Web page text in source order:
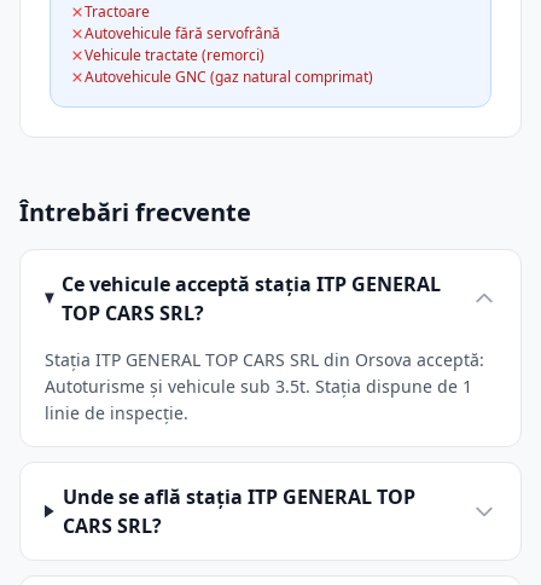
Tractoare
Autovehicule fără servofrână
Vehicule tractate (remorci)
Autovehicule GNC (gaz natural comprimat)
Întrebări frecvente
Ce vehicule acceptă stația ITP GENERAL
TOP CARS SRL?
Stația ITP GENERAL TOP CARS SRL din Orsova acceptă:
Autoturisme și vehicule sub 3.5t. Stația dispune de 1
linie de inspecție.
Unde se află stația ITP GENERAL TOP
CARS SRL?